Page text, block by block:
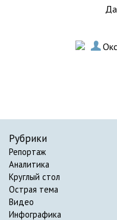
.
Рубрики
Репортаж
Аналитика
Круглый стол
Острая тема
Видео
Инфографика